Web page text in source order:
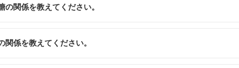
関係を教えてください。
係を教えてください。